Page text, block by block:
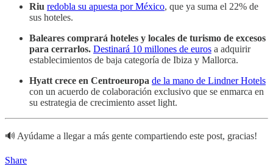
Riu redobla su apuesta por México, que ya suma el 22% de
sus hoteles.
Baleares comprará hoteles y locales de turismo de excesos
para cerrarlos. Destinará 10 millones de euros a adquirir
establecimientos de baja categoría de Ibiza y Mallorca.
Hyatt crece en Centroeuropa de la mano de Lindner Hotels
con un acuerdo de colaboración exclusivo que se enmarca en
su estrategia de crecimiento asset light.
🔊 Ayúdame a llegar a más gente compartiendo este post, gracias!
Share